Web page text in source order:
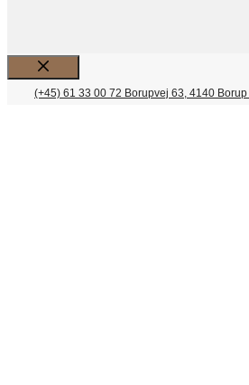
Luk
(+45) 61 33 00 72 Borupvej 63, 4140 Borup